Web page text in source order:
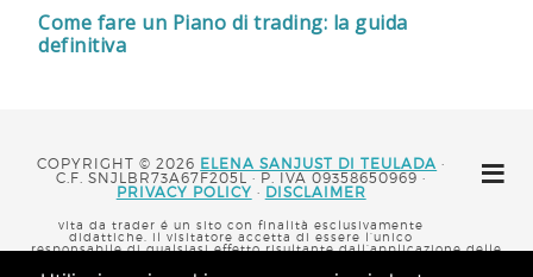
Come fare un Piano di trading: la guida
definitiva
COPYRIGHT © 2026 ELENA SANJUST DI TEULADA ·
C.F. SNJLBR73A67F205L · P. IVA 09358650969 ·
PRIVACY POLICY · DISCLAIMER
vita da trader é un sito con finalità esclusivamente
didattiche. il visitatore accetta di essere l’unico
responsabile di qualsiasi effetto risultante dall’applicazione delle
psicoanalista né medico, né mi dichiaro tale, e allo stesso modo,